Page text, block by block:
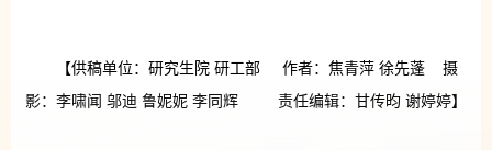
【供稿单位：研究生院 研工部 作者：焦青萍 徐先蓬 摄
影：李啸闻 邬迪 鲁妮妮 李同辉 责任编辑：甘传昀 谢婷婷】